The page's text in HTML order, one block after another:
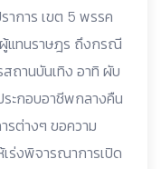
าการ เขต 5 พรรค
ผู้แทนราษฎร ถึงกรณี
ถานบันเทิง อาทิ ผับ
ระกอบอาชีพกลางคืน
ต่างๆ ขอความ
ร่งพิจารณาการเปิด